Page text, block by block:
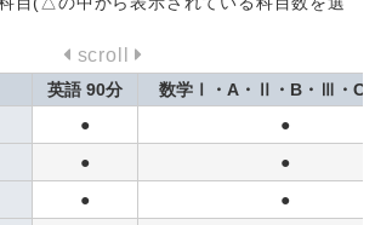
scroll
英語 90分
数学Ⅰ・A・Ⅱ・B・Ⅲ・
●
●
●
●
●
●